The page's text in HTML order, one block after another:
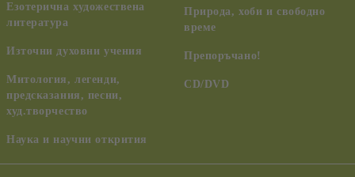
Езотерична художествена
литература
Източни духовни учения
Митология, легенди,
предсказания, песни,
худ.творчество
Наука и научни открития
Природа, хоби и свободно
време
Препоръчано!
CD/DVD